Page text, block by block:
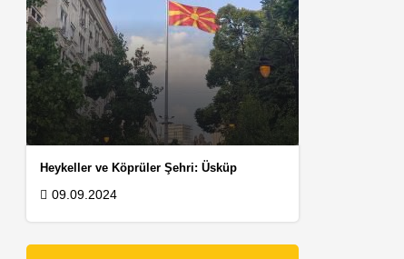
Heykeller ve Köprüler Şehri: Üsküp
09.09.2024